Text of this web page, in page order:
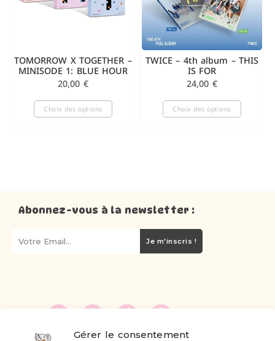
Gérer le consentement
TOMORROW X TOGETHER –
MINISODE 1: BLUE HOUR
20,00 €
Choix des options
TWICE – 4th album – THIS
IS FOR
24,00 €
Choix des options
Abonnez-vous à la newsletter :
Je m'inscris !